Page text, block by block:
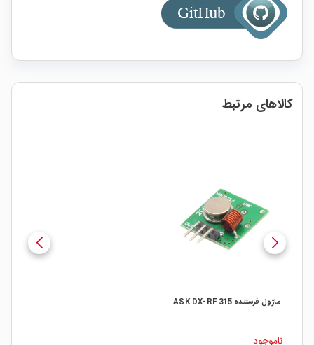
کالاهای مرتبط
ماژول فرستنده ASK DX-RF 315
ناموجود